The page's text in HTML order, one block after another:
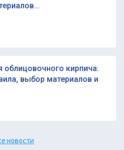
кирпича:
выбор материалов и
новости